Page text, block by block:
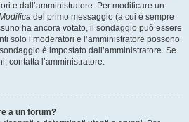
e dall’amministratore. Per modificare un
del primo messaggio (a cui è sempre
ha ancora votato, il sondaggio può essere
solo i moderatori e l’amministratore possono
è impostato dall’amministratore. Se
contatta l’amministratore.
a un forum?